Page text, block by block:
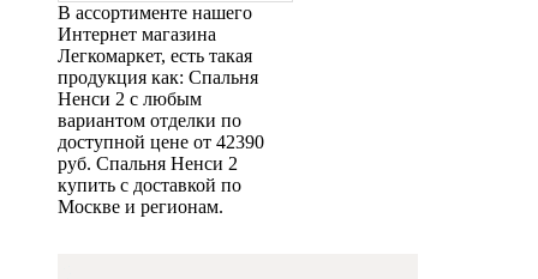
В ассортименте нашего
Интернет магазина
Легкомаркет, есть такая
продукция как: Спальня
Ненси 2 с любым
вариантом отделки по
доступной цене от 42390
руб. Спальня Ненси 2
купить с доставкой по
Москве и регионам.